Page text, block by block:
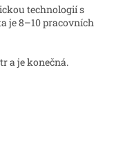
technologií s
je 8–10 pracovních
a je konečná.